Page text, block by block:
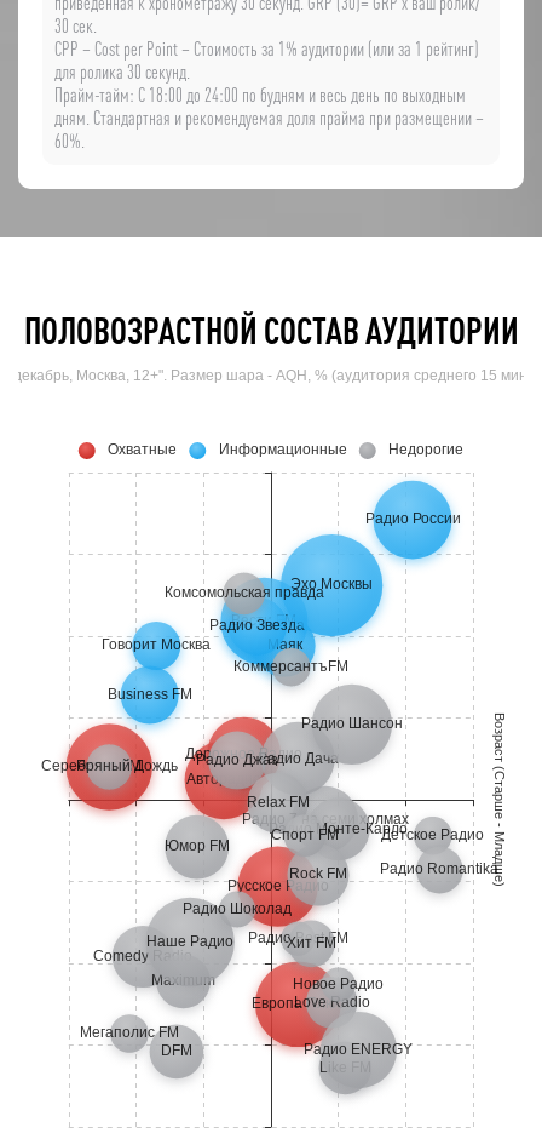
30 сек.
CPP – Cost per Point – Стоимость за 1% аудитории (или за 1 рейтинг)
для ролика 30 секунд.
Прайм-тайм: C 18:00 до 24:00 по будням и весь день по выходным
дням. Стандартная и рекомендуемая доля прайма при размещении –
60%.
ПОЛОВОЗРАСТНОЙ СОСТАВ АУДИТОРИИ